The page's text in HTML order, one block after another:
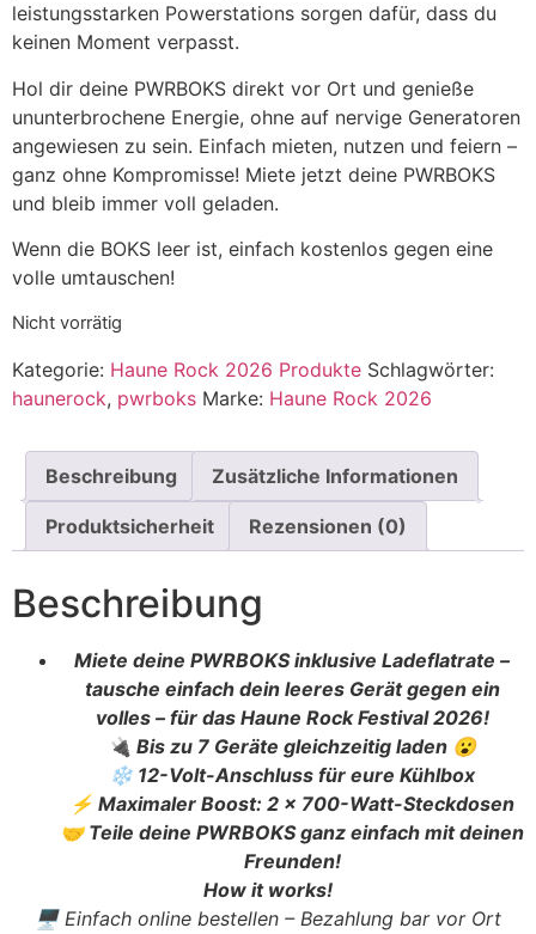
leistungsstarken Powerstations sorgen dafür, dass du
keinen Moment verpasst.
Hol dir deine PWRBOKS direkt vor Ort und genieße
ununterbrochene Energie, ohne auf nervige Generatoren
angewiesen zu sein. Einfach mieten, nutzen und feiern –
ganz ohne Kompromisse! Miete jetzt deine PWRBOKS
und bleib immer voll geladen.
Wenn die BOKS leer ist, einfach kostenlos gegen eine
volle umtauschen!
Nicht vorrätig
Kategorie: Haune Rock 2026 Produkte Schlagwörter:
haunerock, pwrboks Marke: Haune Rock 2026
Beschreibung Zusätzliche Informationen
Produktsicherheit Rezensionen (0)
Beschreibung
Miete deine PWRBOKS inklusive Ladeflatrate –
tausche einfach dein leeres Gerät gegen ein
volles – für das Haune Rock Festival 2026!
🔌 Bis zu 7 Geräte gleichzeitig laden 😮
❄️ 12-Volt-Anschluss für eure Kühlbox
⚡ Maximaler Boost: 2 × 700-Watt-Steckdosen
🤝 Teile deine PWRBOKS ganz einfach mit deinen
Freunden!
How it works!
🖥️ Einfach online bestellen – Bezahlung bar vor Ort